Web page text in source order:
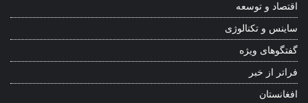
اقتصاد و توسعه
ساینس و تکنالوژی
گفتگوهای ویژه
فراتر از خبر
افغانستان